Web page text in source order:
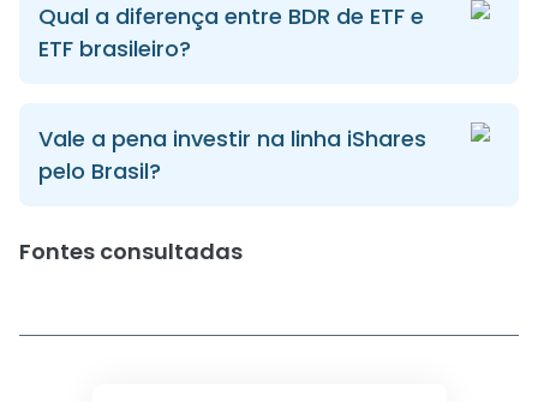
Qual a diferença entre BDR de ETF e
ETF brasileiro?
Vale a pena investir na linha iShares
pelo Brasil?
Fontes consultadas